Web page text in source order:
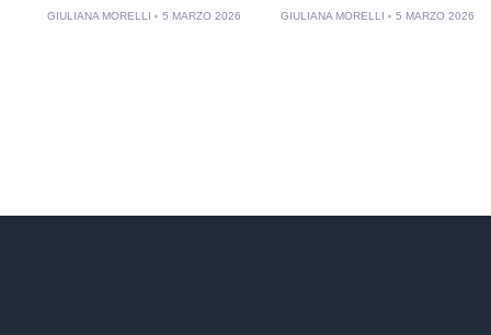
GIULIANA MORELLI 5 MARZO 2026 GIULIANA MORELLI 5 MARZO 2026